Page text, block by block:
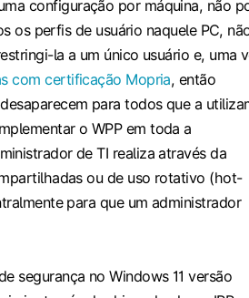
configuração por máquina, não
os perfis de usuário naquele PC,
la a um único usuário e, uma
com certificação Mopria, então
para todos que a
o WPP em toda a
de TI realiza através da
ou de uso rotativo (hot-
para que um administrador
segurança no Windows 11 versão